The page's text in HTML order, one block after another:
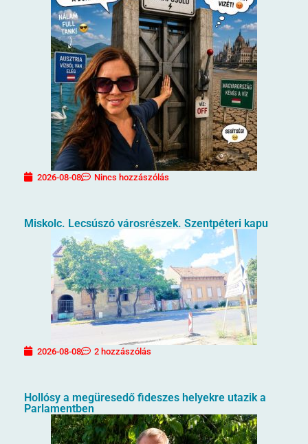
2026-08-08 Nincs hozzászólás
Miskolc. Lecsúszó városrészek. Szentpéteri kapu
2026-08-08 2 hozzászólás
Hollósy a megüresedő fideszes helyekre utazik a
Parlamentben